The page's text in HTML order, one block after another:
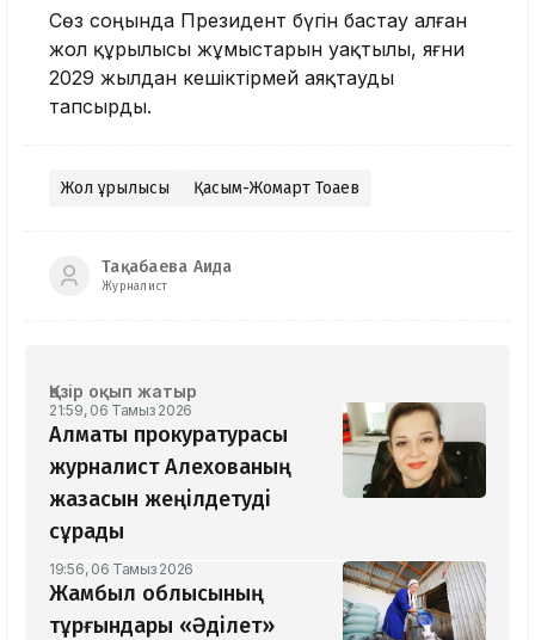
Сөз соңында Президент бүгін бастау алған
жол құрылысы жұмыстарын уақтылы, яғни
2029 жылдан кешіктірмей аяқтауды
тапсырды.
Жол құрылысы Қасым-Жомарт Тоқаев
Тақабаева Аида
Журналист
Қазір оқып жатыр
21:59, 06 Тамыз 2026
Алматы прокуратурасы
журналист Алехованың
жазасын жеңілдетуді
сұрады
19:56, 06 Тамыз 2026
Жамбыл облысының
тұрғындары «Әділет»